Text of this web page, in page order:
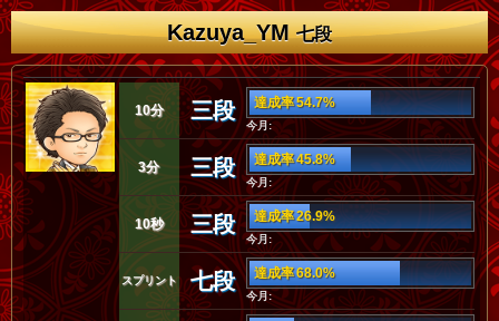
Kazuya_YM七段
10分 三段 達成率 54.7%
今月:
3分 三段 達成率 45.8%
今月:
10秒 三段 達成率 26.9%
今月:
スプリント 七段 達成率 68.0%
今月: